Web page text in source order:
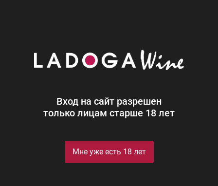
Вход на сайт разрешен
только лицам старше 18 лет
Мне уже есть 18 лет
Вино
Сортировка